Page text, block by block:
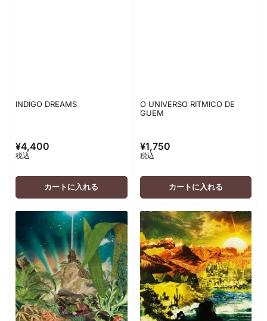
INDIGO DREAMS
通
常
価
¥4,400
税込
カートに入れる
O UNIVERSO RITMICO DE
GUEM
通
常
価
¥1,750
税込
カートに入れる